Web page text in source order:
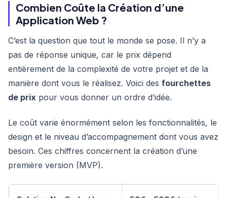
Combien Coûte la Création d’une
Application Web ?
C’est la question que tout le monde se pose. Il n’y a
pas de réponse unique, car le prix dépend
entièrement de la complexité de votre projet et de la
manière dont vous le réalisez. Voici des fourchettes
de prix pour vous donner un ordre d’idée.
Le coût varie énormément selon les fonctionnalités, le
design et le niveau d’accompagnement dont vous avez
besoin. Ces chiffres concernent la création d’une
première version (MVP).